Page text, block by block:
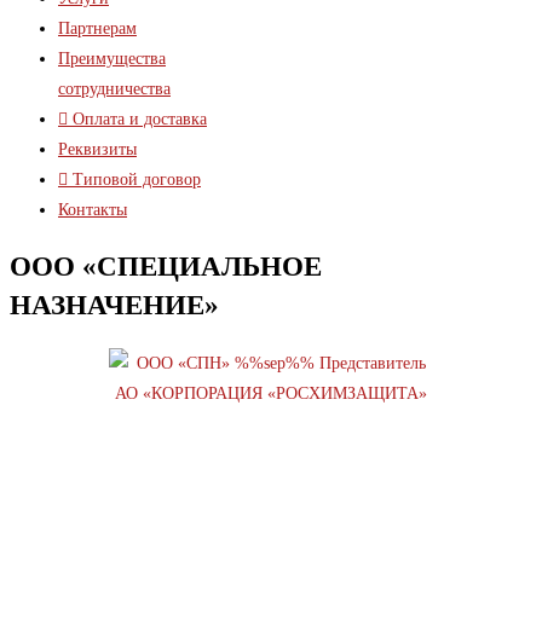
Партнерам
Преимущества
сотрудничества
Оплата и доставка
Реквизиты
Типовой договор
Контакты
ООО «СПЕЦИАЛЬНОЕ
НАЗНАЧЕНИЕ»